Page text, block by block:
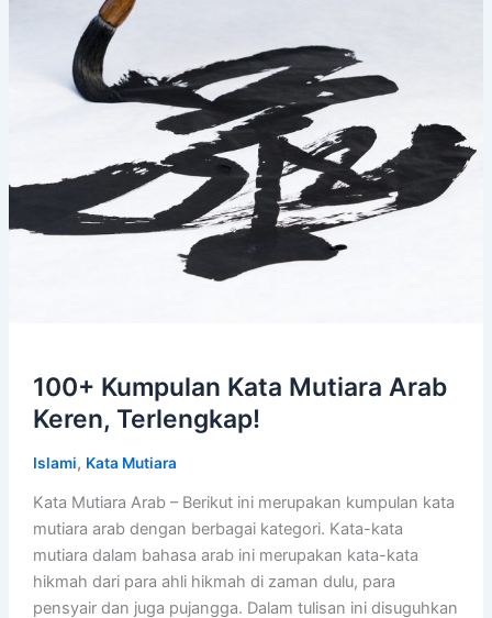
Sangat
Bijaksana!
100+ Kumpulan Kata Mutiara Arab
Keren, Terlengkap!
Islami, Kata Mutiara
Kata Mutiara Arab – Berikut ini merupakan kumpulan kata
mutiara arab dengan berbagai kategori. Kata-kata
mutiara dalam bahasa arab ini merupakan kata-kata
hikmah dari para ahli hikmah di zaman dulu, para
pensyair dan juga pujangga. Dalam tulisan ini disuguhkan